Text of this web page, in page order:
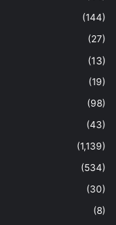
(144)
(27)
(13)
(19)
(98)
(43)
(1,139)
(534)
(30)
(8)